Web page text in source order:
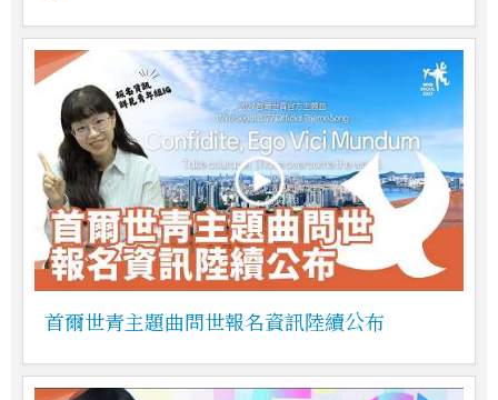
首爾世青主題曲問世報名資訊陸續公布